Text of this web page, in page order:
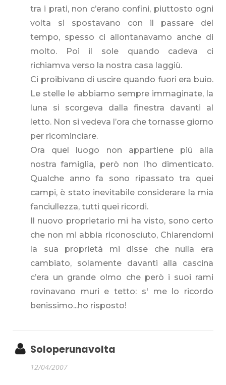
tra i prati, non c’erano confini, piuttosto ogni
volta si spostavano con il passare del
tempo, spesso ci allontanavamo anche di
molto. Poi il sole quando cadeva ci
richiamva verso la nostra casa laggiù.
Ci proibivano di uscire quando fuori era buio.
Le stelle le abbiamo sempre immaginate, la
luna si scorgeva dalla finestra davanti al
letto. Non si vedeva l’ora che tornasse giorno
per ricominciare.
Ora quel luogo non appartiene più alla
nostra famiglia, però non l’ho dimenticato.
Qualche anno fa sono ripassato tra quei
campi, è stato inevitabile considerare la mia
fanciullezza, tutti quei ricordi.
Il nuovo proprietario mi ha visto, sono certo
che non mi abbia riconosciuto, Chiarendomi
la sua proprietà mi disse che nulla era
cambiato, solamente davanti alla cascina
c’era un grande olmo che però i suoi rami
rovinavano muri e tetto: s' me lo ricordo
benissimo...ho risposto!
Soloperunavolta
12/04/2007